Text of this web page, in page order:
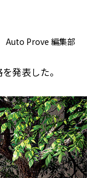
Auto Prove 編集部
発表した。